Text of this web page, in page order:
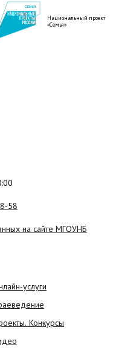
Национальный проект
«Семья»
58
на сайте МГОУНБ
услуги
Конкурсы